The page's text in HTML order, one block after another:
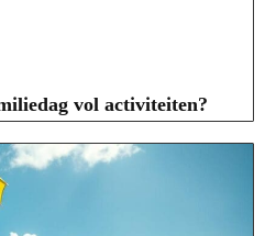
vol activiteiten?